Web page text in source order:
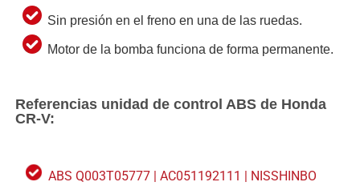
Sin presión en el freno en una de las ruedas.
Motor de la bomba funciona de forma permanente.
Referencias unidad de control ABS de Honda
CR-V:
ABS Q003T05777 | AC051192111 | NISSHINBO